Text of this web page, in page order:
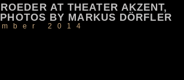
AT THEATER AKZENT,
BY MARKUS DÖRFLER
2014